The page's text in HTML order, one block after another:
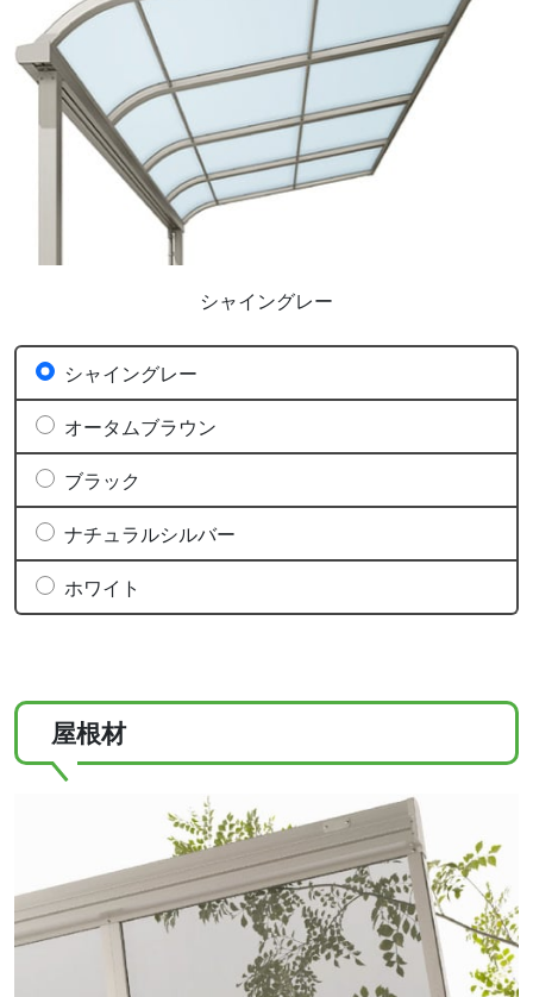
シャイングレー
シャイングレー
オータムブラウン
ブラック
ナチュラルシルバー
ホワイト
屋根材